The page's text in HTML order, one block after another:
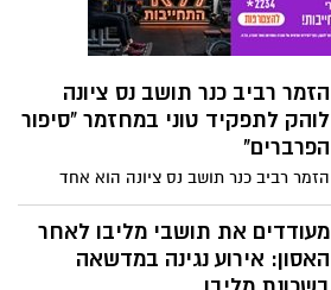
לשמח אותו. ראו גם בסרטון
הזמר רביב כנר תושב נס ציונה
לוהק לתפקיד טוני במחזמר "סיפור
הפרברים"
הזמר רביב כנר תושב נס ציונה הוא אחד
הזמרים המצליחים בישראל בשנים האחרונות.
השבוע התבשרנו שרביב לוהק לתפקיד טוני
במחזמר "סיפור הפרברים"
מעודדים את תושבי מליבו לאחר
האסון: אירוע נגינה במדשאה